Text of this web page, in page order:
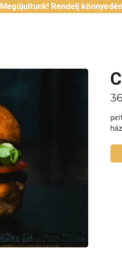
Megújultunk! Rendelj